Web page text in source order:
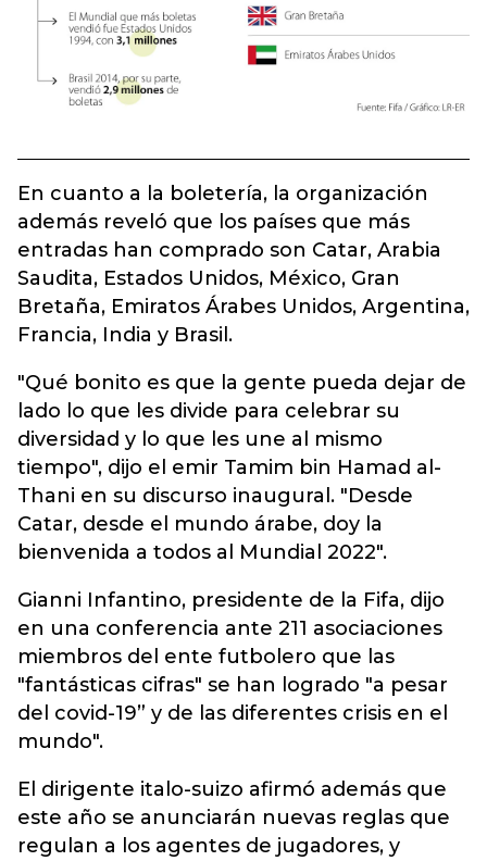
En cuanto a la boletería, la organización
además reveló que los países que más
entradas han comprado son Catar, Arabia
Saudita, Estados Unidos, México, Gran
Bretaña, Emiratos Árabes Unidos, Argentina,
Francia, India y Brasil.
"Qué bonito es que la gente pueda dejar de
lado lo que les divide para celebrar su
diversidad y lo que les une al mismo
tiempo", dijo el emir Tamim bin Hamad al-
Thani en su discurso inaugural. "Desde
Catar, desde el mundo árabe, doy la
bienvenida a todos al Mundial 2022".
Gianni Infantino, presidente de la Fifa, dijo
en una conferencia ante 211 asociaciones
miembros del ente futbolero que las
"fantásticas cifras" se han logrado "a pesar
del covid-19” y de las diferentes crisis en el
mundo".
El dirigente italo-suizo afirmó además que
este año se anunciarán nuevas reglas que
regulan a los agentes de jugadores, y